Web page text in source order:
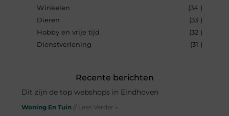
Winkelen
(34 )
Dieren
(33 )
Hobby en vrije tijd
(32 )
Dienstverlening
(31 )
Recente berichten
Dit zijn de top webshops in Eindhoven
Woning En Tuin // Lees Verder »